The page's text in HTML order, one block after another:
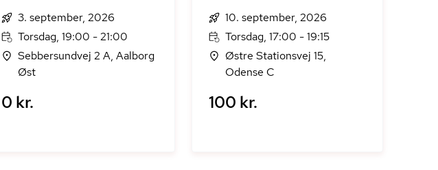
3. september, 2026
Torsdag, 19:00 - 21:00
Sebbersundvej 2 A, Aalborg
Øst
0 kr.
10. september, 2026
Torsdag, 17:00 - 19:15
Østre Stationsvej 15,
Odense C
100 kr.